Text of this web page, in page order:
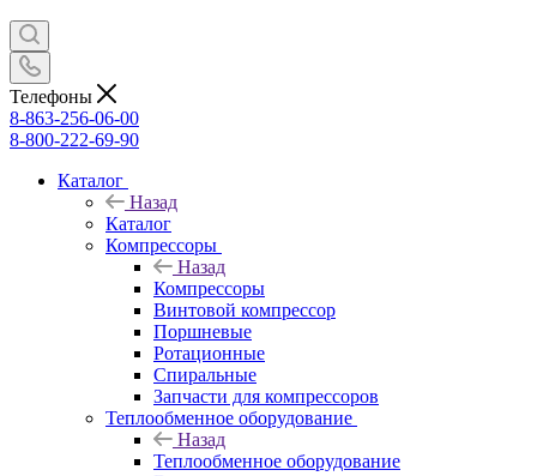
Телефоны
8-863-256-06-00
8-800-222-69-90
Каталог
Назад
Каталог
Компрессоры
Назад
Компрессоры
Винтовой компрессор
Поршневые
Ротационные
Спиральные
Запчасти для компрессоров
Теплообменное оборудование
Назад
Теплообменное оборудование